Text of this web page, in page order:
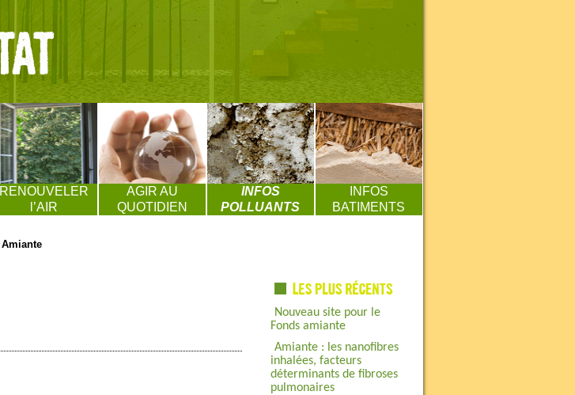
RENOUVELER
l’AIR
AGIR AU
QUOTIDIEN
INFOS
POLLUANTS
INFOS
BATIMENTS
Nouveau site pour le
Fonds amiante
Amiante : les nanofibres
inhalées, facteurs
déterminants de fibroses
pulmonaires
Amiante